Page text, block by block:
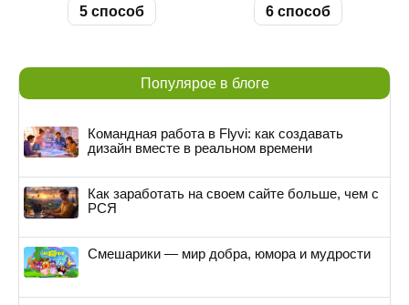
5 способ 6 способ
Популярое в блоге
Командная работа в Flyvi: как создавать
дизайн вместе в реальном времени
Как заработать на своем сайте больше, чем с
РСЯ
Смешарики — мир добра, юмора и мудрости